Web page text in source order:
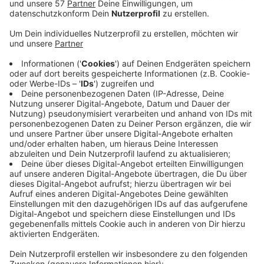
hat das Unternehmen selbst mitgeteilt.
Grund dafür ist demnach eine zu große finanzielle
Betrieb des ambulanten Pflegediensts eingestellt. Die
anderen Angebote der Tagespflege und der
stationären Pflege sind davon aber nicht betroffen.
Aufgrund eines hohen sechsstelligen Betrags, der
allein aus dem letzten Jahr zu verbuchen ist, ist dieser
Schritt unvermeidlich, schreibt das DRK. Vor knapp
zwei Jahren hat das Deutsche Rote Kreuz den
insolventen Pflegedienstleister "Visitatis"
übernommen. Trotz aller Sanierungsmaßnahmen habe
sich die Umsatzlage aber nicht verbessert.
Die 24 Mitarbeiter werden von anderen
Pflegedienstleistern übernommen.